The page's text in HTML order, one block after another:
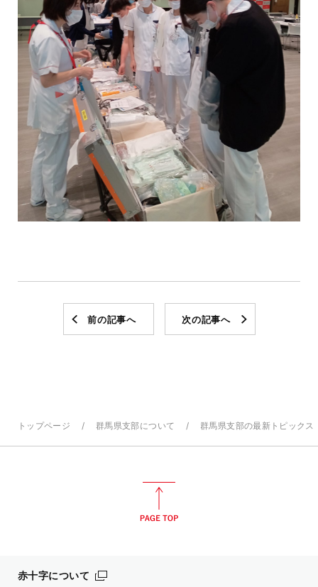
前の記事へ 次の記事へ
トップページ 群馬県支部について 群馬県支部の最新トピックス
赤十字について